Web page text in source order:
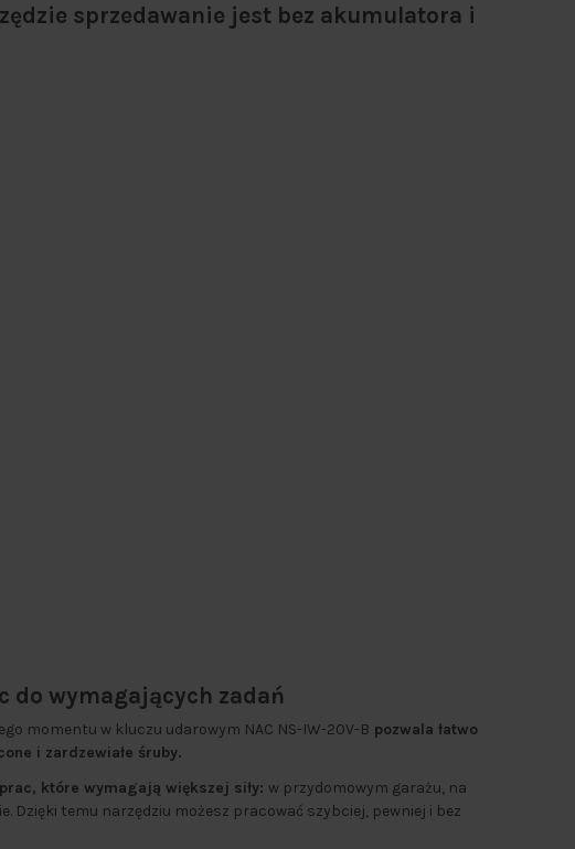
sprzedawanie jest bez akumulatora i
do wymagających zadań
momentu w kluczu udarowym NAC NS-IW-20V-B pozwala łatwo
i zardzewiałe śruby.
które wymagają większej siły: w przydomowym garażu, na
Dzięki temu narzędziu możesz pracować szybciej, pewniej i bez